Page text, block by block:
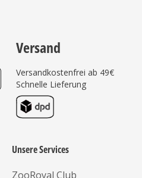
Versand
Versandkostenfrei ab 49€
Schnelle Lieferung
Unsere Services
ZooRoyal Club